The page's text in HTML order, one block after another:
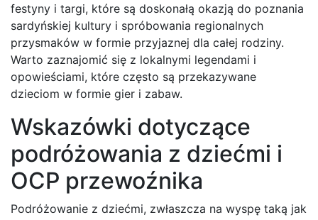
festyny i targi, które są doskonałą okazją do poznania
sardyńskiej kultury i spróbowania regionalnych
przysmaków w formie przyjaznej dla całej rodziny.
Warto zaznajomić się z lokalnymi legendami i
opowieściami, które często są przekazywane
dzieciom w formie gier i zabaw.
Wskazówki dotyczące
podróżowania z dziećmi i
OCP przewoźnika
Podróżowanie z dziećmi, zwłaszcza na wyspę taką jak